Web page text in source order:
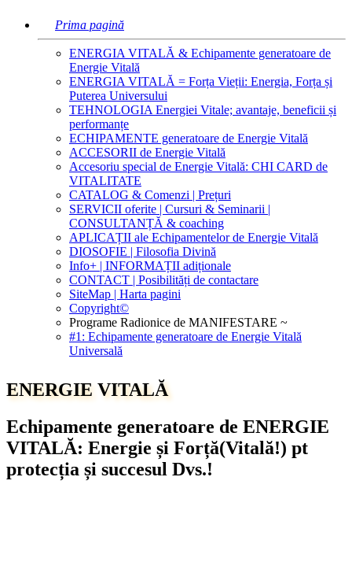
Prima pagină
ENERGIA VITALĂ & Echipamente generatoare de
Energie Vitală
ENERGIA VITALĂ = Forța Vieții: Energia, Forța și
Puterea Universului
TEHNOLOGIA Energiei Vitale; avantaje, beneficii și
performanțe
ECHIPAMENTE generatoare de Energie Vitală
ACCESORII de Energie Vitală
Accesoriu special de Energie Vitală: CHI CARD de
VITALITATE
CATALOG & Comenzi | Prețuri
SERVICII oferite | Cursuri & Seminarii |
CONSULTANȚĂ & coaching
APLICAȚII ale Echipamentelor de Energie Vitală
DIOSOFIE | Filosofia Divină
Info+ | INFORMAȚII adiționale
CONTACT | Posibilități de contactare
SiteMap | Harta pagini
Copyright©
Programe Radionice de MANIFESTARE ~
#1: Echipamente generatoare de Energie Vitală
Universală
ENERGIE VITALĂ
Echipamente generatoare de ENERGIE
VITALĂ: Energie și Forță(Vitală!) pt
protecția și succesul Dvs.!